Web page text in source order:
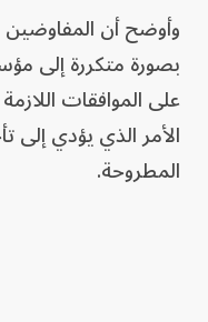
وأوضح أن المفاوضين
بصورة متكررة إلى
على الموافقات
الأمر الذي يؤدي إلى
المطروحة.